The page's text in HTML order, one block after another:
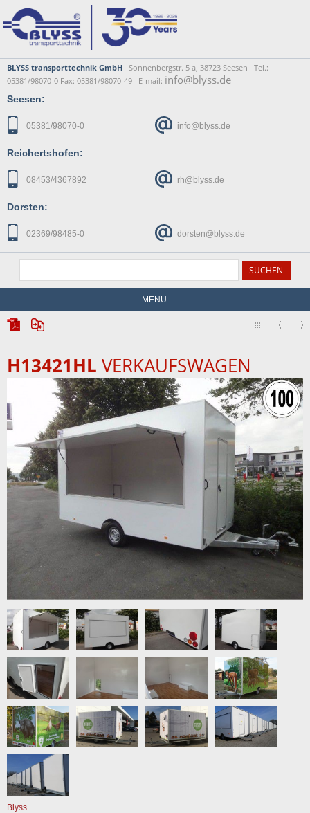
BLYSS transporttechnik GmbH Sonnenbergstr. 5 a, 38723 Seesen Tel.:
05381/98070-0 Fax: 05381/98070-49 E-mail: info@blyss.de
Seesen:
05381/98070-0 info@blyss.de
Reichertshofen:
08453/4367892 rh@blyss.de
Dorsten:
02369/98485-0 dorsten@blyss.de
MENU:
H13421HL VERKAUFSWAGEN
Blyss